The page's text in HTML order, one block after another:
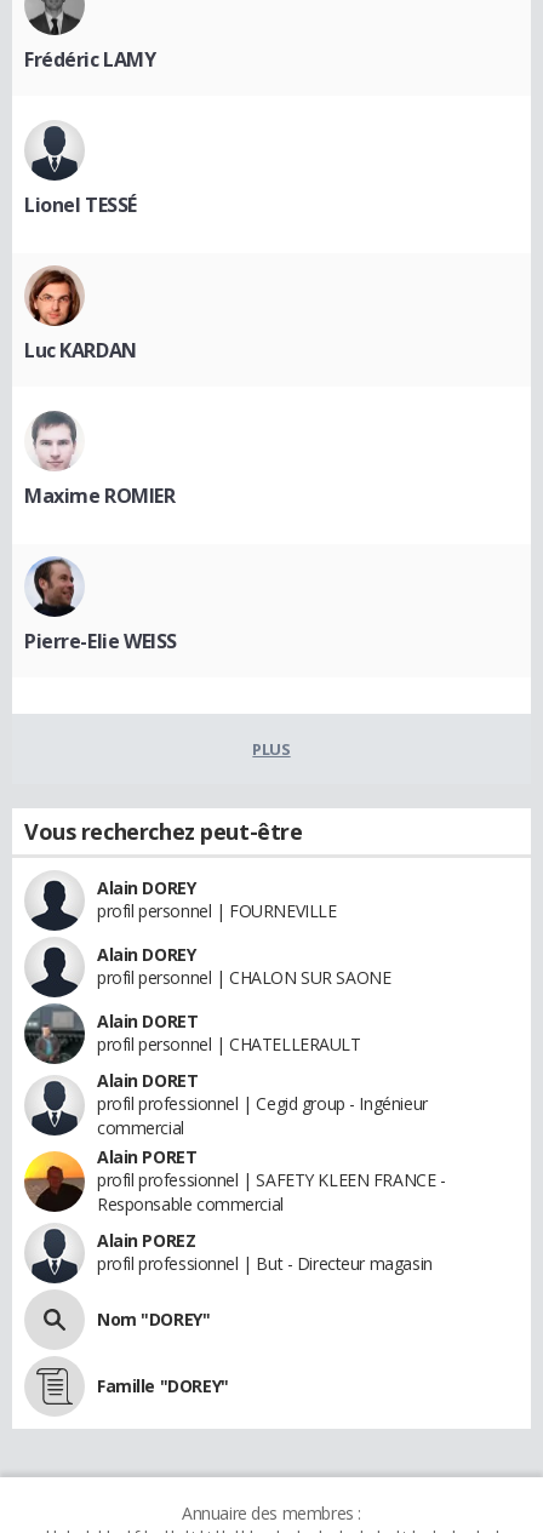
Frédéric LAMY
Lionel TESSÉ
Luc KARDAN
Maxime ROMIER
Pierre-Elie WEISS
PLUS
Vous recherchez peut-être
Alain DOREY
profil personnel | FOURNEVILLE
Alain DOREY
profil personnel | CHALON SUR SAONE
Alain DORET
profil personnel | CHATELLERAULT
Alain DORET
profil professionnel | Cegid group - Ingénieur
commercial
Alain PORET
profil professionnel | SAFETY KLEEN FRANCE -
Responsable commercial
Alain POREZ
profil professionnel | But - Directeur magasin
Nom "DOREY"
Famille "DOREY"
Annuaire des membres :